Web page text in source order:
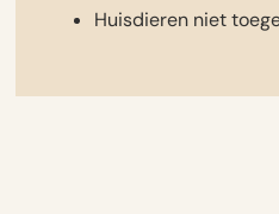
Huisdieren niet